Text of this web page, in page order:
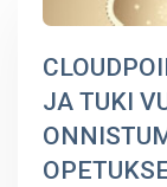
JA TUKI